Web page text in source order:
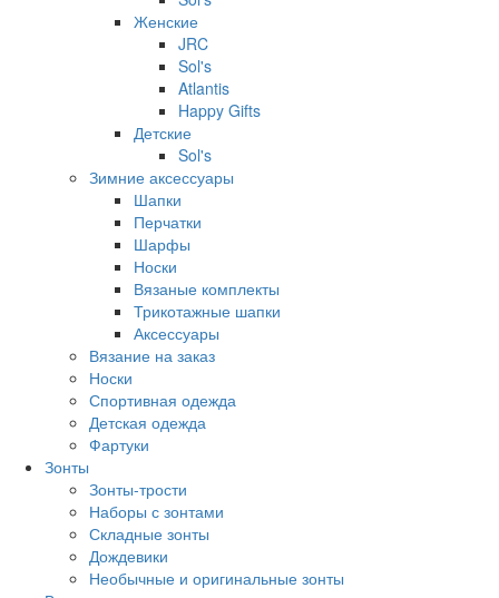
Женские
JRC
Sol's
Atlantis
Happy Gifts
Детские
Sol's
Зимние аксессуары
Шапки
Перчатки
Шарфы
Носки
Вязаные комплекты
Трикотажные шапки
Аксессуары
Вязание на заказ
Носки
Спортивная одежда
Детская одежда
Фартуки
Зонты
Зонты-трости
Наборы с зонтами
Складные зонты
Дождевики
Необычные и оригинальные зонты